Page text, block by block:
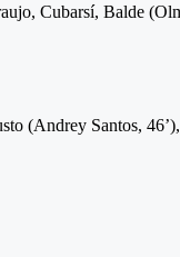
Cubarsí, Balde
(Andrey Santos,